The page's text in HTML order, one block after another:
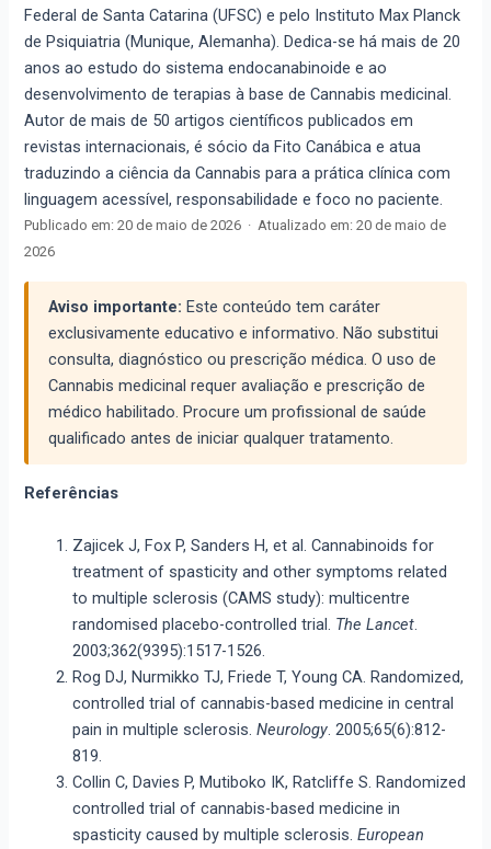
Federal de Santa Catarina (UFSC) e pelo Instituto Max Planck
de Psiquiatria (Munique, Alemanha). Dedica-se há mais de 20
anos ao estudo do sistema endocanabinoide e ao
desenvolvimento de terapias à base de Cannabis medicinal.
Autor de mais de 50 artigos científicos publicados em
revistas internacionais, é sócio da Fito Canábica e atua
traduzindo a ciência da Cannabis para a prática clínica com
linguagem acessível, responsabilidade e foco no paciente.
Publicado em:20 de maio de 2026 · Atualizado em:20 de maio de
2026
Aviso importante: Este conteúdo tem caráter
exclusivamente educativo e informativo. Não substitui
consulta, diagnóstico ou prescrição médica. O uso de
Cannabis medicinal requer avaliação e prescrição de
médico habilitado. Procure um profissional de saúde
qualificado antes de iniciar qualquer tratamento.
Referências
Zajicek J, Fox P, Sanders H, et al. Cannabinoids for
treatment of spasticity and other symptoms related
to multiple sclerosis (CAMS study): multicentre
randomised placebo-controlled trial. The Lancet.
2003;362(9395):1517-1526.
Rog DJ, Nurmikko TJ, Friede T, Young CA. Randomized,
controlled trial of cannabis-based medicine in central
pain in multiple sclerosis.Neurology. 2005;65(6):812-
819.
Collin C, Davies P, Mutiboko IK, Ratcliffe S. Randomized
controlled trial of cannabis-based medicine in
spasticity caused by multiple sclerosis.European